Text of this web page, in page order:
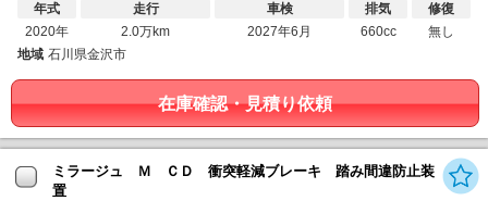
年式
2020年
走行
2.0万km
車検
2027年6月
排気
660cc
修復
無し
地域 石川県金沢市
在庫確認・見積り依頼
ミラージュ Ｍ ＣＤ 衝突軽減ブレーキ 踏み間違防止装
置